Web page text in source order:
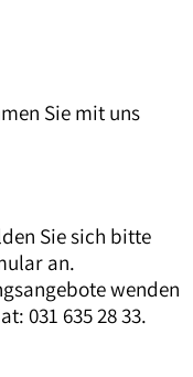
Sie mit uns
Sie sich bitte
an.
wenden
031 635 28 33.